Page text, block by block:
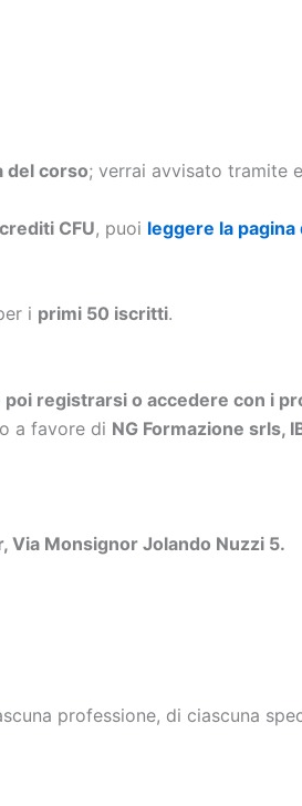
del corso; verrai avvisato tramite
CFU, puoi leggere la pagina
i primi 50 iscritti.
registrarsi o accedere con i
a favore di NG Formazione
Via Monsignor Jolando Nuzzi 5.
professione, di ciascuna